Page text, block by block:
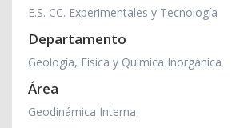
E.S. CC. Experimentales y Tecnología
Departamento
Geología, Física y Química Inorgánica
Área
Geodinámica Interna